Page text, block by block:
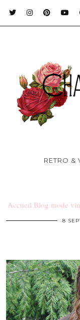
RETRO &
Accueil Blog mode
8